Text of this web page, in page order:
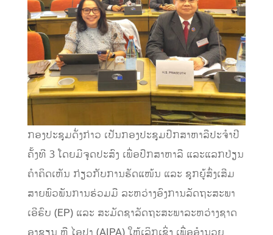
ກອງປະຊຸມດັ່ງກ່າວ ເປັນກອງປະຊຸມປຶກສາຫາລືປະຈໍາປີ
ຄັ້ງທີ 3 ໂດຍມີຈຸດປະສົງ ເພື່ອປຶກສາຫາລື ແລະແລກປ່ຽນ
ຄຳຄິດເຫັນ ກ່ຽວກັບການຮັດແໜ້ນ ແລະ ຊຸກຍູ້ສົ່ງເສີມ
ສາຍພົວພັນການຮ່ວມມື ລະຫວ່າງອົງການລັດຖະສະພາ
ເອີຣົບ (EP) ແລະ ສະມັດຊາລັດຖະສະພາລະຫວ່າງຊາດ